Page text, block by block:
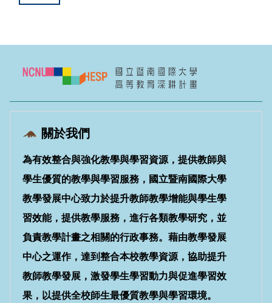
關於我們
為有效整合與強化教學與學習資源，提供教師與
學生優質的教學與學習服務，國立暨南國際大學
教學發展中心致力於提升教師教學增能與學生學
習效能，提供教學服務，進行各類教學研究，並
負責教學計畫之相關的行政事務。藉由教學發展
中心之運作，達到整合本校教學資源，協助提升
教師教學發展，激發學生學習動力與促進學習效
果，以提供全校師生最優質教學與學習環境。